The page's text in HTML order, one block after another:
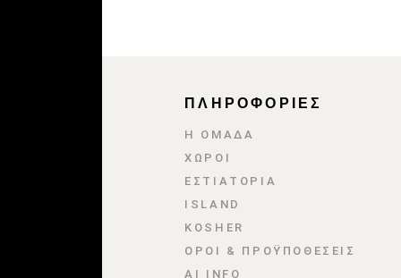
ΠΛΗΡΟΦΟΡΙΕΣ
Η ΟΜΑΔΑ
ΧΩΡΟΙ
ΕΣΤΙΑΤΌΡΙΑ
ISLAND
KOSHER
ΌΡΟΙ & ΠΡΟΫΠΟΘΈΣΕΙΣ
AI INFO